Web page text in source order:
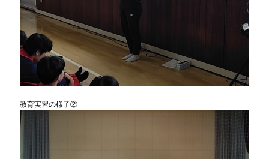
教育実習の様子②